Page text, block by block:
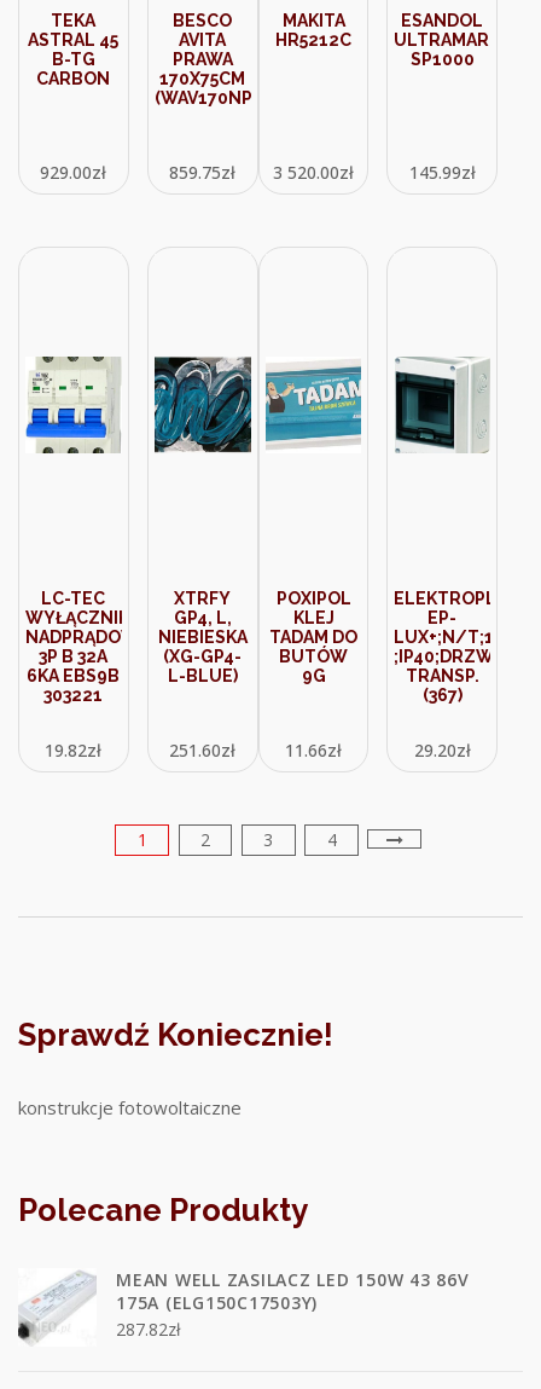
TEKA
ASTRAL 45
B-TG
CARBON
929.00zł
BESCO
AVITA
PRAWA
170X75CM
(WAV170NP)
859.75zł
MAKITA
HR5212C
3 520.00zł
ESANDOL
ULTRAMARTENS
SP1000
145.99zł
LC-TEC
WYŁĄCZNIK
NADPRĄDOWY
3P B 32A
6KA EBS9B
303221
19.82zł
XTRFY
GP4, L,
NIEBIESKA
(XG-GP4-
L-BLUE)
251.60zł
POXIPOL
KLEJ
TADAM DO
BUTÓW
9G
11.66zł
ELEKTROPLA
EP-
LUX+;N/T;1/
;IP40;DRZWI
TRANSP.
(367)
29.20zł
1 2 3 4
Sprawdź Koniecznie!
konstrukcje fotowoltaiczne
Polecane Produkty
MEAN WELL ZASILACZ LED 150W 43 86V
175A (ELG150C17503Y)
287.82zł